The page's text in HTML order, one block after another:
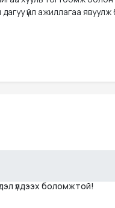
үйл ажиллагаа явуулж
үлдээх боломжтой!